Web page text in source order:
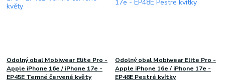
Odolný obal Mobiwear Elite Pro -
Apple iPhone 16e / iPhone 17e -
EP45E Temné červené květy
Odolný obal Mobiwear Elite Pro -
Apple iPhone 16e / iPhone 17e -
EP48E Pestré kvítky